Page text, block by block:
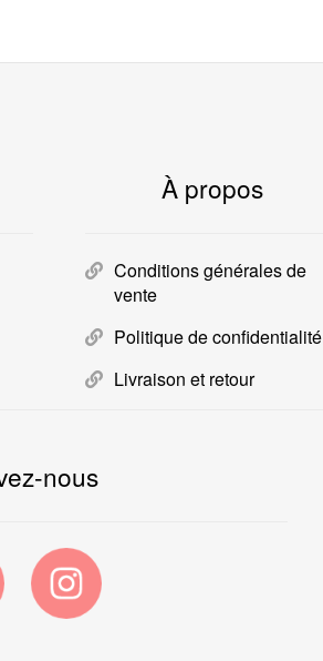
À propos
Conditions générales de
vente
Politique de confidentialité
Livraison et retour
nous